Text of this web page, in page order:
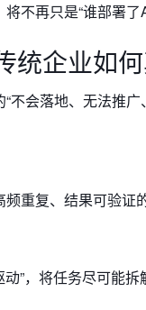
不再只是“谁部署
统企业如
不会落地、无法推
重复、结果可验证
动”，将任务尽可能